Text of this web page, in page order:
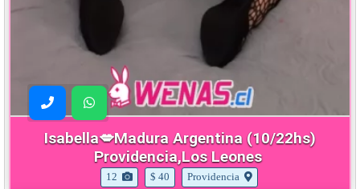
Isabella💋Madura Argentina (10/22hs)
Providencia,Los Leones
12 $ 40 Providencia